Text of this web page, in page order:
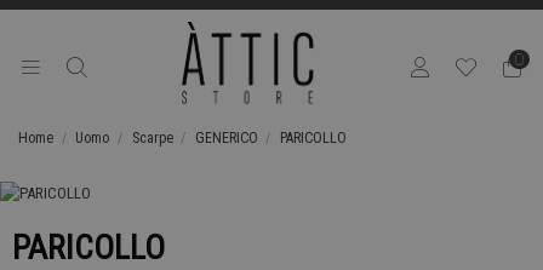
0
Home Uomo Scarpe GENERICO PARICOLLO
PARICOLLO